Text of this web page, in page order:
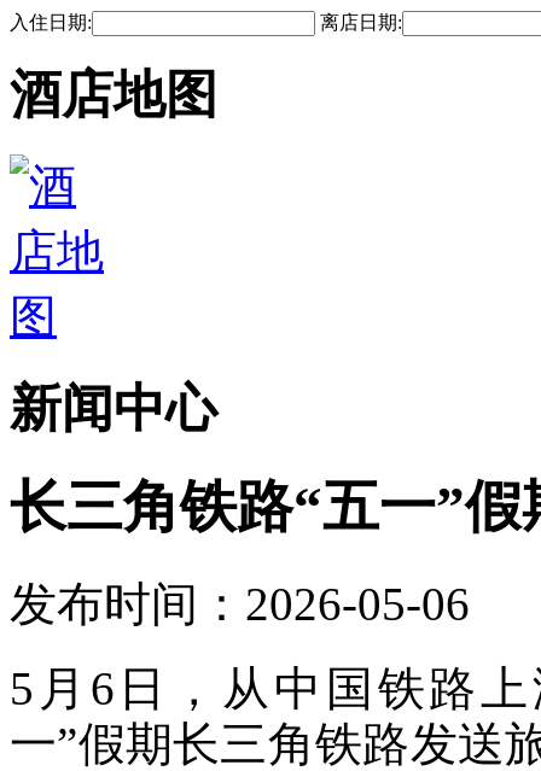
入住日期: 离店日期:
酒店地图
新闻中心
长三角铁路“五一”
发布时间：2026-05-06
5月6日，从中国铁路
一”假期长三角铁路发送